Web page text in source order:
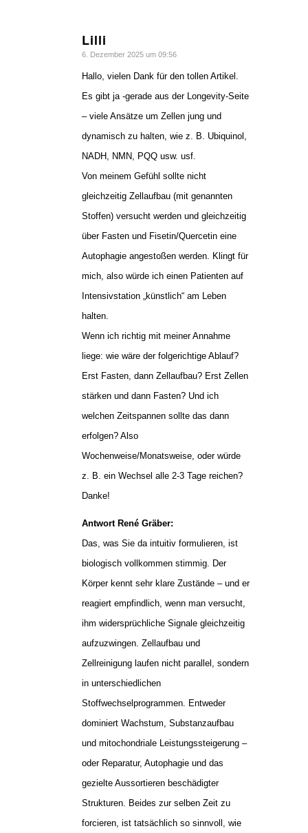
Lilli
sagte:
6. Dezember 2025 um 09:56
Hallo, vielen Dank für den tollen Artikel.
Es gibt ja -gerade aus der Longevity-Seite
– viele Ansätze um Zellen jung und
dynamisch zu halten, wie z. B. Ubiquinol,
NADH, NMN, PQQ usw. usf.
Von meinem Gefühl sollte nicht
gleichzeitig Zellaufbau (mit genannten
Stoffen) versucht werden und gleichzeitig
über Fasten und Fisetin/Quercetin eine
Autophagie angestoßen werden. Klingt für
mich, also würde ich einen Patienten auf
Intensivstation „künstlich“ am Leben
halten.
Wenn ich richtig mit meiner Annahme
liege: wie wäre der folgerichtige Ablauf?
Erst Fasten, dann Zellaufbau? Erst Zellen
stärken und dann Fasten? Und ich
welchen Zeitspannen sollte das dann
erfolgen? Also
Wochenweise/Monatsweise, oder würde
z. B. ein Wechsel alle 2-3 Tage reichen?
Danke!
Antwort René Gräber:
Das, was Sie da intuitiv formulieren, ist
biologisch vollkommen stimmig. Der
Körper kennt sehr klare Zustände – und er
reagiert empfindlich, wenn man versucht,
ihm widersprüchliche Signale gleichzeitig
aufzuzwingen. Zellaufbau und
Zellreinigung laufen nicht parallel, sondern
in unterschiedlichen
Stoffwechselprogrammen. Entweder
dominiert Wachstum, Substanzaufbau
und mitochondriale Leistungssteigerung –
oder Reparatur, Autophagie und das
gezielte Aussortieren beschädigter
Strukturen. Beides zur selben Zeit zu
forcieren, ist tatsächlich so sinnvoll, wie